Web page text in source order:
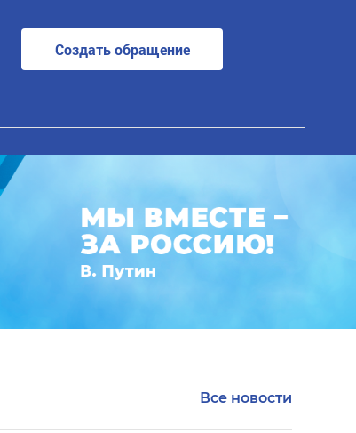
Создать обращение
Все новости